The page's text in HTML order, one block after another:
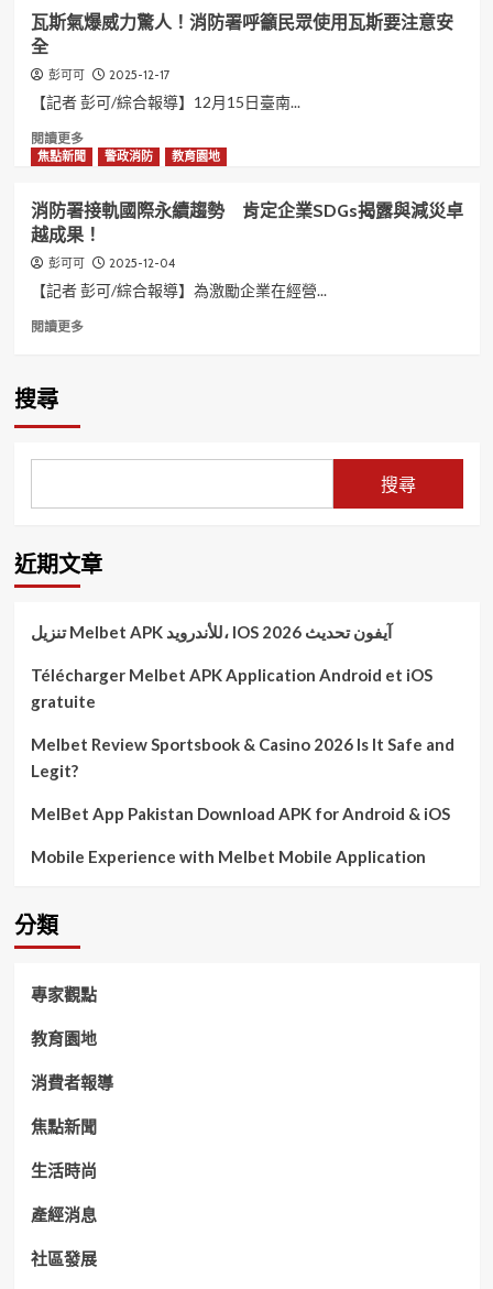
中
央
地
方
變
韌
的
居
安
全、
您
來
護！
訓
均
消
防
關
辦
並
無
委
託
民
團
低
溫
雪
風
險
升
高
防
署
提
醒
登
山
務
瓦斯氣爆威力驚人！消防署呼籲民眾使用瓦斯要注意安
全
彭可可 2025-12-17
【記者 彭可/綜合報導】12月15日臺南...
閱讀更多Read
more
瓦
斯
氣
爆
威
力
驚
使
瓦
斯
意
全
焦點新聞 警政消防 教育園地
消防署接軌國際永續趨勢 肯定企業SDGs揭露與減災卓
越成果！
彭可可 2025-12-04
【記者 彭可/綜合報導】為激勵企業在經營...
閱讀更多Read
際
續
趨
定
業
SDGs
露
災
卓
成
搜尋
搜尋
近期文章
تنزيل Melbet APK للأندرويد، IOS آيفون تحديث 2026
Télécharger Melbet APK Application Android et iOS
gratuite
Melbet Review Sportsbook & Casino 2026 Is It Safe and
Legit?
MelBet App Pakistan Download APK for Android & iOS
Mobile Experience with Melbet Mobile Application
分類
專家觀點
教育園地
消費者報導
焦點新聞
生活時尚
產經消息
社區發展